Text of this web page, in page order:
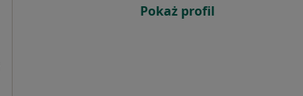
Pokaż profil